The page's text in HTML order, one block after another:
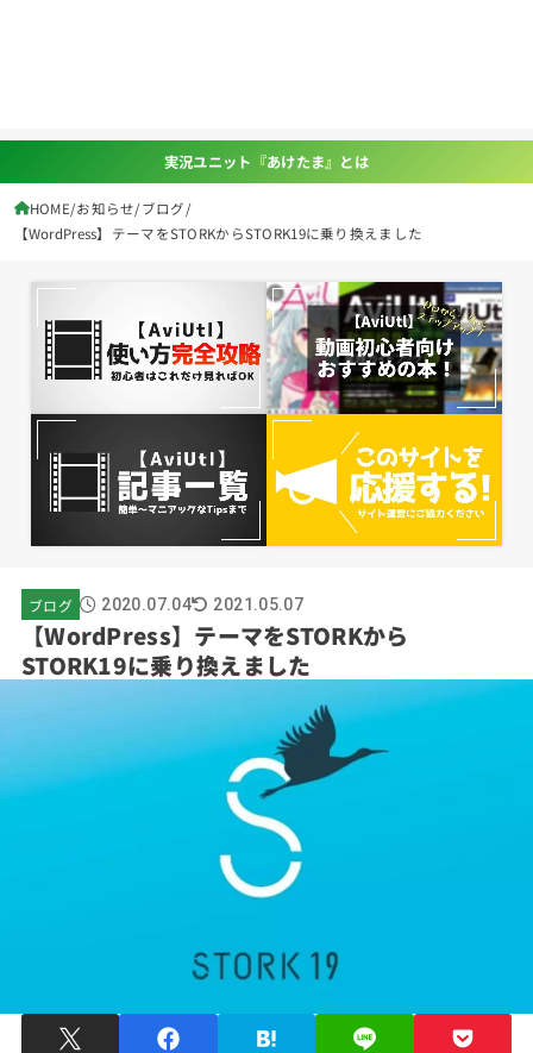
実況ユニット『あけたま』とは
HOME お知らせ ブログ
【WordPress】テーマをSTORKからSTORK19に乗り換えました
ブログ 2020.07.04 2021.05.07
【WordPress】テーマをSTORKから
STORK19に乗り換えました